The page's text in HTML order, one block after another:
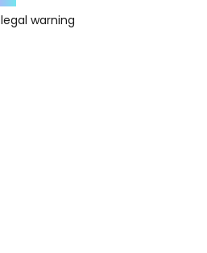
legal warning